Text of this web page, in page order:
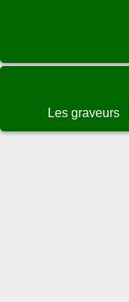
Les graveurs